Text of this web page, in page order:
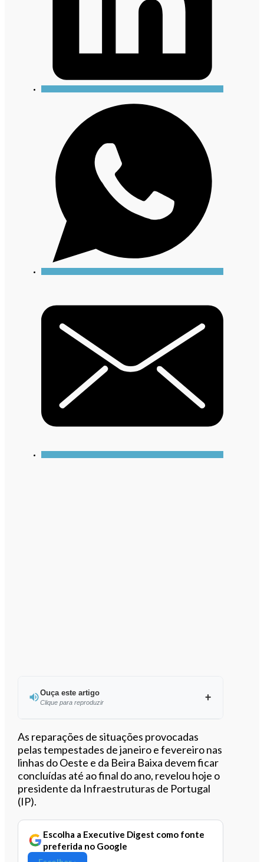
Ouça este artigo
Clique para reproduzir
Ouvir este artigo
As reparações de situações provocadas
pelas tempestades de janeiro e fevereiro nas
linhas do Oeste e da Beira Baixa devem ficar
concluídas até ao final do ano, revelou hoje o
presidente da Infraestruturas de Portugal
(IP).
Escolha a Executive Digest como fonte
preferida no Google